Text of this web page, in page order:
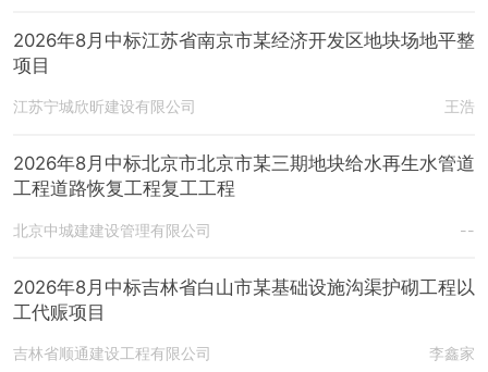
2026年8月中标江苏省南京市某经济开发区地块场地平整
项目
江苏宁城欣昕建设有限公司 王浩
2026年8月中标北京市北京市某三期地块给水再生水管道
工程道路恢复工程复工工程
北京中城建建设管理有限公司 --
2026年8月中标吉林省白山市某基础设施沟渠护砌工程以
工代赈项目
吉林省顺通建设工程有限公司 李鑫家